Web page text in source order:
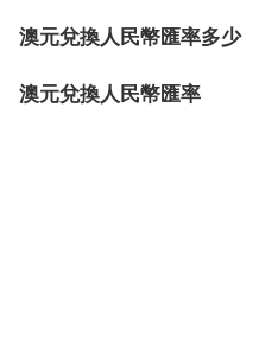
澳元兌換人民幣匯率多少
澳元兌換人民幣匯率